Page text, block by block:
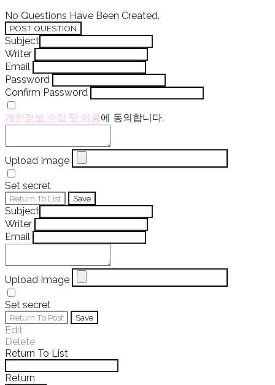
No Questions Have Been Created.
POST QUESTION
Subject
Writer
Email
Password
Confirm Password
개인정보 수집 및 이용에 동의합니다.
Upload Image
Set secret
Return To List Save
Subject
Writer
Email
Upload Image
Set secret
Return To Post Save
Edit
Delete
Return To List
Return